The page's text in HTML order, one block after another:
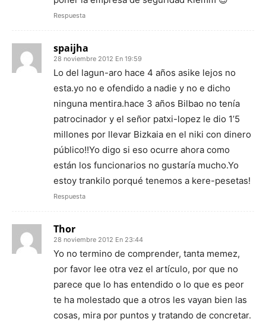
Respuesta
spaijha
28 noviembre 2012 En 19:59
Lo del lagun-aro hace 4 años asike lejos no
esta.yo no e ofendido a nadie y no e dicho
ninguna mentira.hace 3 años Bilbao no tenía
patrocinador y el señor patxi-lopez le dio 1’5
millones por llevar Bizkaia en el niki con dinero
público!!Yo digo si eso ocurre ahora como
están los funcionarios no gustaría mucho.Yo
estoy trankilo porqué tenemos a kere-pesetas!
Respuesta
Thor
28 noviembre 2012 En 23:44
Yo no termino de comprender, tanta memez,
por favor lee otra vez el artículo, por que no
parece que lo has entendido o lo que es peor
te ha molestado que a otros les vayan bien las
cosas, mira por puntos y tratando de concretar.